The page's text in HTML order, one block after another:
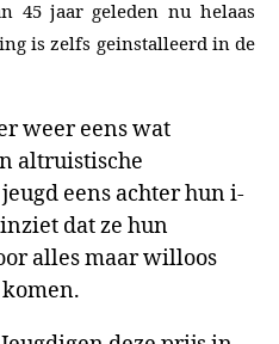
45 jaar geleden nu helaas
is zelfs geinstalleerd in de
weer eens wat
altruistische
eens achter hun i-
dat ze hun
alles maar willoos